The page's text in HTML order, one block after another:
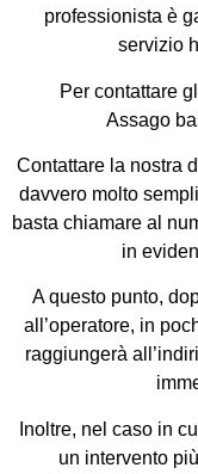
professionista è
servizio
Per contattare
Assago
Contattare la nostra
davvero molto
basta chiamare al
in
A questo punto,
all’operatore, in
raggiungerà
Inoltre, nel caso in
un intervento